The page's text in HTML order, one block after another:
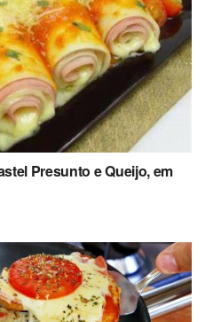
Presunto e Queijo, em